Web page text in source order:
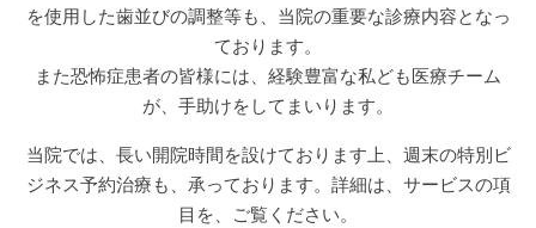
を使用した歯並びの調整等も、当院の重要な診療内容となっ
ております。
また恐怖症患者の皆様には、経験豊富な私ども医療チーム
が、手助けをしてまいります。
当院では、長い開院時間を設けております上、週末の特別ビ
ジネス予約治療も、承っております。詳細は、サービスの項
目を、ご覧ください。